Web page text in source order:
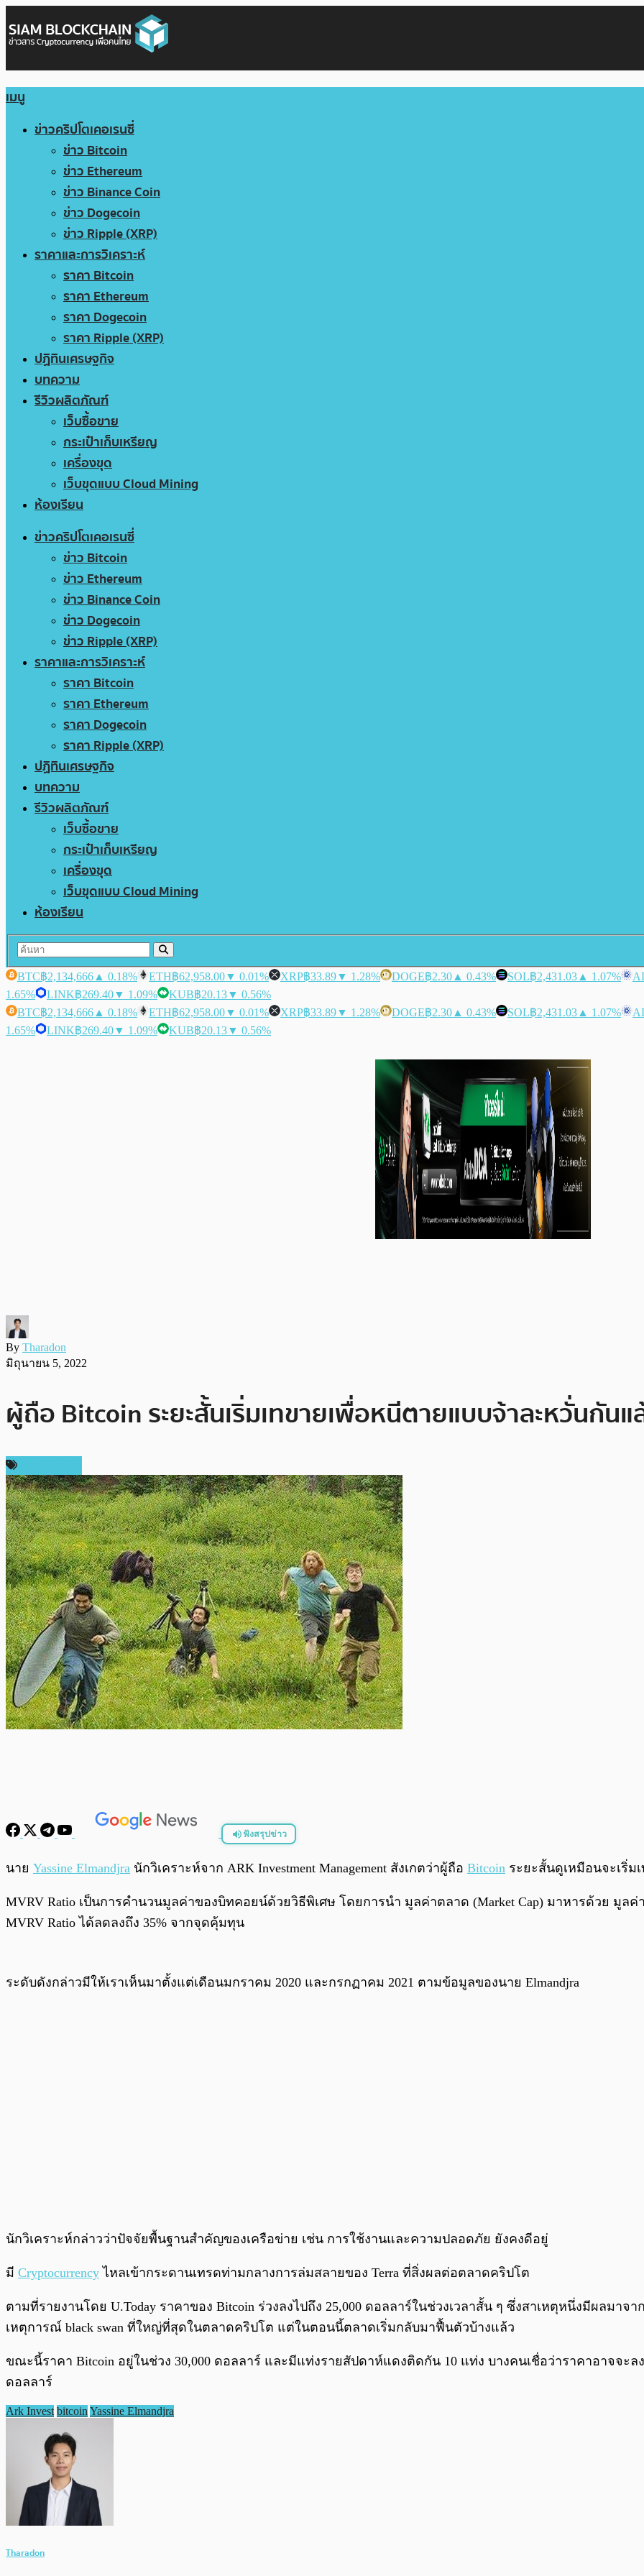
เมนู
ข่าวคริปโตเคอเรนซี่
ข่าว Bitcoin
ข่าว Ethereum
ข่าว Binance Coin
ข่าว Dogecoin
ข่าว Ripple (XRP)
ราคาและการวิเคราะห์
ราคา Bitcoin
ราคา Ethereum
ราคา Dogecoin
ราคา Ripple (XRP)
ปฏิทินเศรษฐกิจ
บทความ
รีวิวผลิตภัณฑ์
เว็บซื้อขาย
กระเป๋าเก็บเหรียญ
เครื่องขุด
เว็บขุดแบบ Cloud Mining
ห้องเรียน
ข่าวคริปโตเคอเรนซี่
ข่าว Bitcoin
ข่าว Ethereum
ข่าว Binance Coin
ข่าว Dogecoin
ข่าว Ripple (XRP)
ราคาและการวิเคราะห์
ราคา Bitcoin
ราคา Ethereum
ราคา Dogecoin
ราคา Ripple (XRP)
ปฏิทินเศรษฐกิจ
บทความ
รีวิวผลิตภัณฑ์
เว็บซื้อขาย
กระเป๋าเก็บเหรียญ
เครื่องขุด
เว็บขุดแบบ Cloud Mining
ห้องเรียน
BTC฿2,134,666 ▲ 0.18% ETH฿62,958.00▼ 0.01% XRP฿33.89▼ 1.28% DOGE฿2.30 ▲ 0.43% SOL฿2,431.03 ▲ 1.07%
1.65%
LINK฿269.40▼ 1.09% KUB฿20.13▼ 0.56%
BTC฿2,134,666 ▲ 0.18% ETH฿62,958.00▼ 0.01% XRP฿33.89▼ 1.28% DOGE฿2.30 ▲ 0.43% SOL฿2,431.03 ▲ 1.07%
1.65%
LINK฿269.40▼ 1.09% KUB฿20.13▼ 0.56%
By Tharadon
มิถุนายน 5, 2022
ผู้ถือ Bitcoin ระยะสั้นเริ่มเทขายเพื่อหนีตายแบบจ้าละหวั่นกันแ
ฟังสรุปข่าว
พร้อมเล่น
นาย Yassine Elmandjra นักวิเคราะห์จาก ARK Investment Management สังเกตว่าผู้ถือ Bitcoin ระยะสั้นดูเหมือนจะเริ่ม
MVRV Ratio เป็นการคำนวนมูลค่าของบิทคอยน์ด้วยวิธีพิเศษ โดยการนำ มูลค่าตลาด (Market Cap) มาหารด้วย
MVRV Ratio ได้ลดลงถึง 35% จากจุดคุ้มทุน
ระดับดังกล่าวมีให้เราเห็นมาตั้งแต่เดือนมกราคม 2020 และกรกฏาคม 2021 ตามข้อมูลของนาย Elmandjra
นักวิเคราะห์กล่าวว่าปัจจัยพื้นฐานสำคัญของเครือข่าย เช่น การใช้งานและความปลอดภัย ยังคงดีอยู่
มี Cryptocurrency ไหลเข้ากระดานเทรดท่ามกลางการล่มสลายของ Terra ที่สิ่งผลต่อตลาดคริปโต
ตามที่รายงานโดย U.Today ราคาของ Bitcoin ร่วงลงไปถึง 25,000 ดอลลาร์ในช่วงเวลาสั้น ๆ ซึ่งสาเหตุหนึ่งมีผลมาจ
เหตุการณ์ black swan ที่ใหญ่ที่สุดในตลาดคริปโต แต่ในตอนนี้ตลาดเริ่มกลับมาฟื้นตัวบ้างแล้ว
ขณะนี้ราคา Bitcoin อยู่ในช่วง 30,000 ดอลลาร์ และมีแท่งรายสัปดาห์แดงติดกัน 10 แท่ง บางคนเชื่อว่าราคาอาจจะล
ดอลลาร์
Ark Invest bitcoinYassine Elmandjra
Tharadon